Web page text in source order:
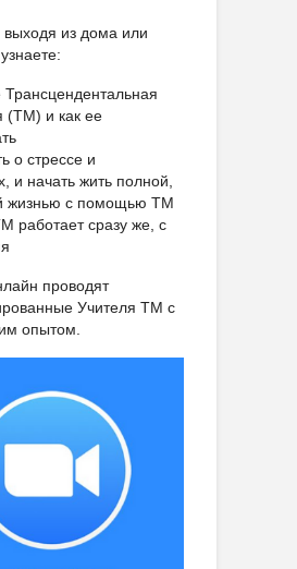
выходя из дома или
Трансцендентальная
(ТМ) и как ее
о стрессе и
и начать жить полной,
жизнью с помощью ТМ
работает сразу же, с
проводят
Учителя ТМ с
опытом.